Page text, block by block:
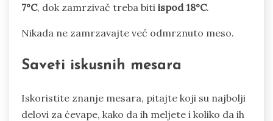
7°C, dok zamrzivač treba biti ispod 18°C.
Nikada ne zamrzavajte već odmrznuto meso.
Saveti iskusnih mesara
Iskoristite znanje mesara, pitajte koji su najbolji
delovi za ćevape, kako da ih meljete i koliko da ih